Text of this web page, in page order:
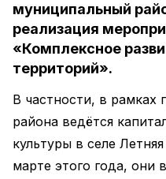
муниципальный
реализация
«Комплексное
территорий».
В частности, в рамках
района ведётся
культуры в селе
марте этого года, они